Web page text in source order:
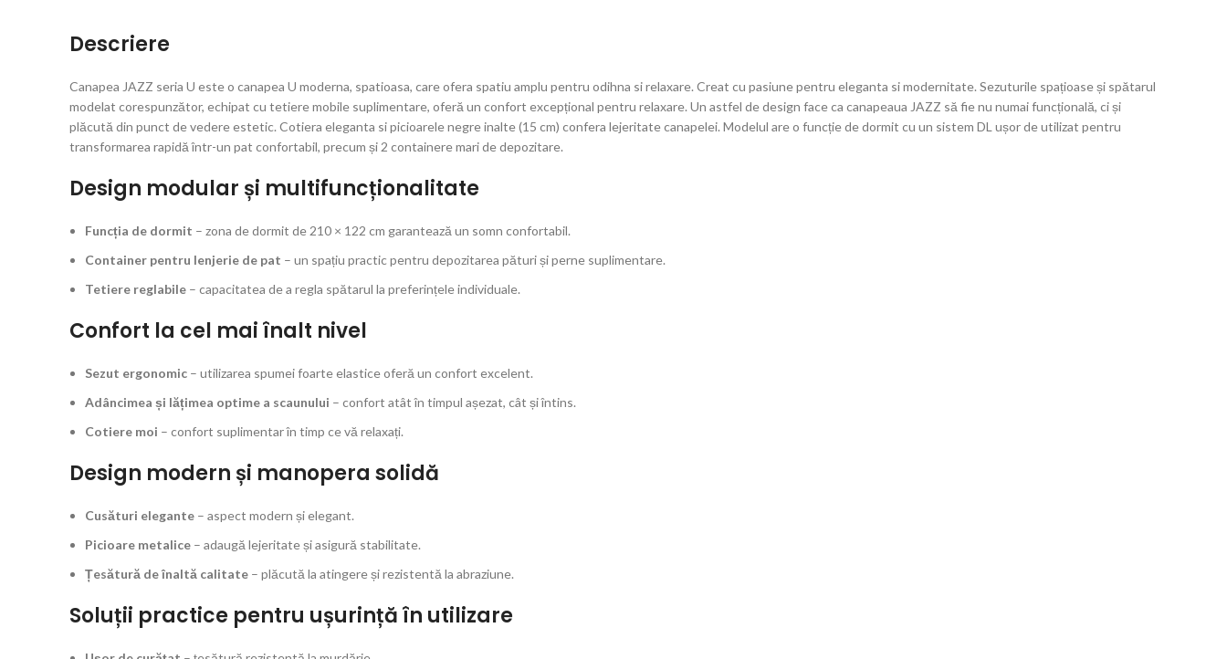
Descriere
Canapea JAZZ seria U este o canapea U moderna, spatioasa, care ofera spatiu amplu pentru odihna si relaxare. Creat cu pasiune pentru eleganta si modernitate. Sezuturile spațioase și spătarul
modelat corespunzător, echipat cu tetiere mobile suplimentare, oferă un confort excepțional pentru relaxare. Un astfel de design face ca canapeaua JAZZ să fie nu numai funcțională, ci și
plăcută din punct de vedere estetic. Cotiera eleganta si picioarele negre inalte (15 cm) confera lejeritate canapelei. Modelul are o funcție de dormit cu un sistem DL ușor de utilizat pentru
transformarea rapidă într-un pat confortabil, precum și 2 containere mari de depozitare.
Design modular și multifuncționalitate
Funcția de dormit – zona de dormit de 210 × 122 cm garantează un somn confortabil.
Container pentru lenjerie de pat – un spațiu practic pentru depozitarea pături și perne suplimentare.
Tetiere reglabile – capacitatea de a regla spătarul la preferințele individuale.
Confort la cel mai înalt nivel
Sezut ergonomic – utilizarea spumei foarte elastice oferă un confort excelent.
Adâncimea și lățimea optime a scaunului – confort atât în ​​timpul așezat, cât și întins.
Cotiere moi – confort suplimentar în timp ce vă relaxați.
Design modern și manopera solidă
Cusături elegante – aspect modern și elegant.
Picioare metalice – adaugă lejeritate și asigură stabilitate.
Țesătură de înaltă calitate – plăcută la atingere și rezistentă la abraziune.
Soluții practice pentru ușurință în utilizare